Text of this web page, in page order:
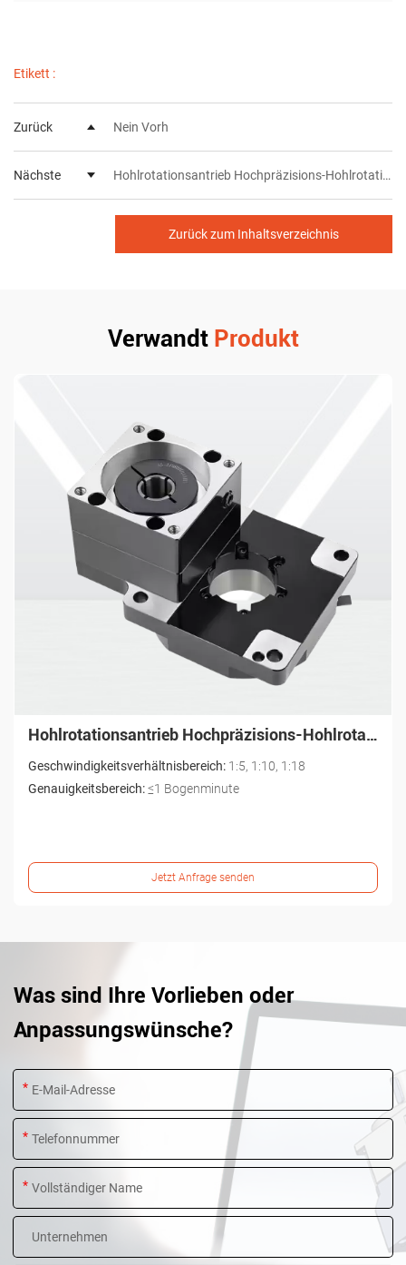
Etikett :
Zurück Nein Vorh
Nächste Hohlrotationsantrieb Hochpräzisions-Hohlrotationsplattform-Drehpositionierer PTN060
Zurück zum Inhaltsverzeichnis
Verwandt Produkt
Hohlrotationsantrieb Hochpräzisions-Hohlrotationsplattform-Drehpositionierer PTN060
Geschwindigkeitsverhältnisbereich: 1:5, 1:10, 1:18
Genauigkeitsbereich:≤1 Bogenminute
Jetzt Anfrage senden
Was sind Ihre Vorlieben oder
Anpassungswünsche?
*
*
*